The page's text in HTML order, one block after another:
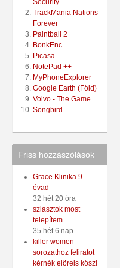
Security
TrackMania Nations
Forever
Paintball 2
BonkEnc
Picasa
NotePad ++
MyPhoneExplorer
Google Earth (Föld)
Volvo - The Game
Songbird
Friss hozzászólások
Grace Klinika 9.
évad
32 hét 20 óra
sziasztok most
telepítem
35 hét 6 nap
killer women
sorozathoz feliratot
kérnék elöreis köszi